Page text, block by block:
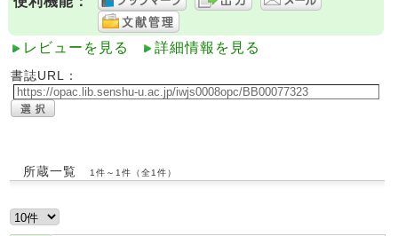
レビューを見る 詳細情報を見る
書誌URL：
所蔵一覧 1件～1件（全1件）